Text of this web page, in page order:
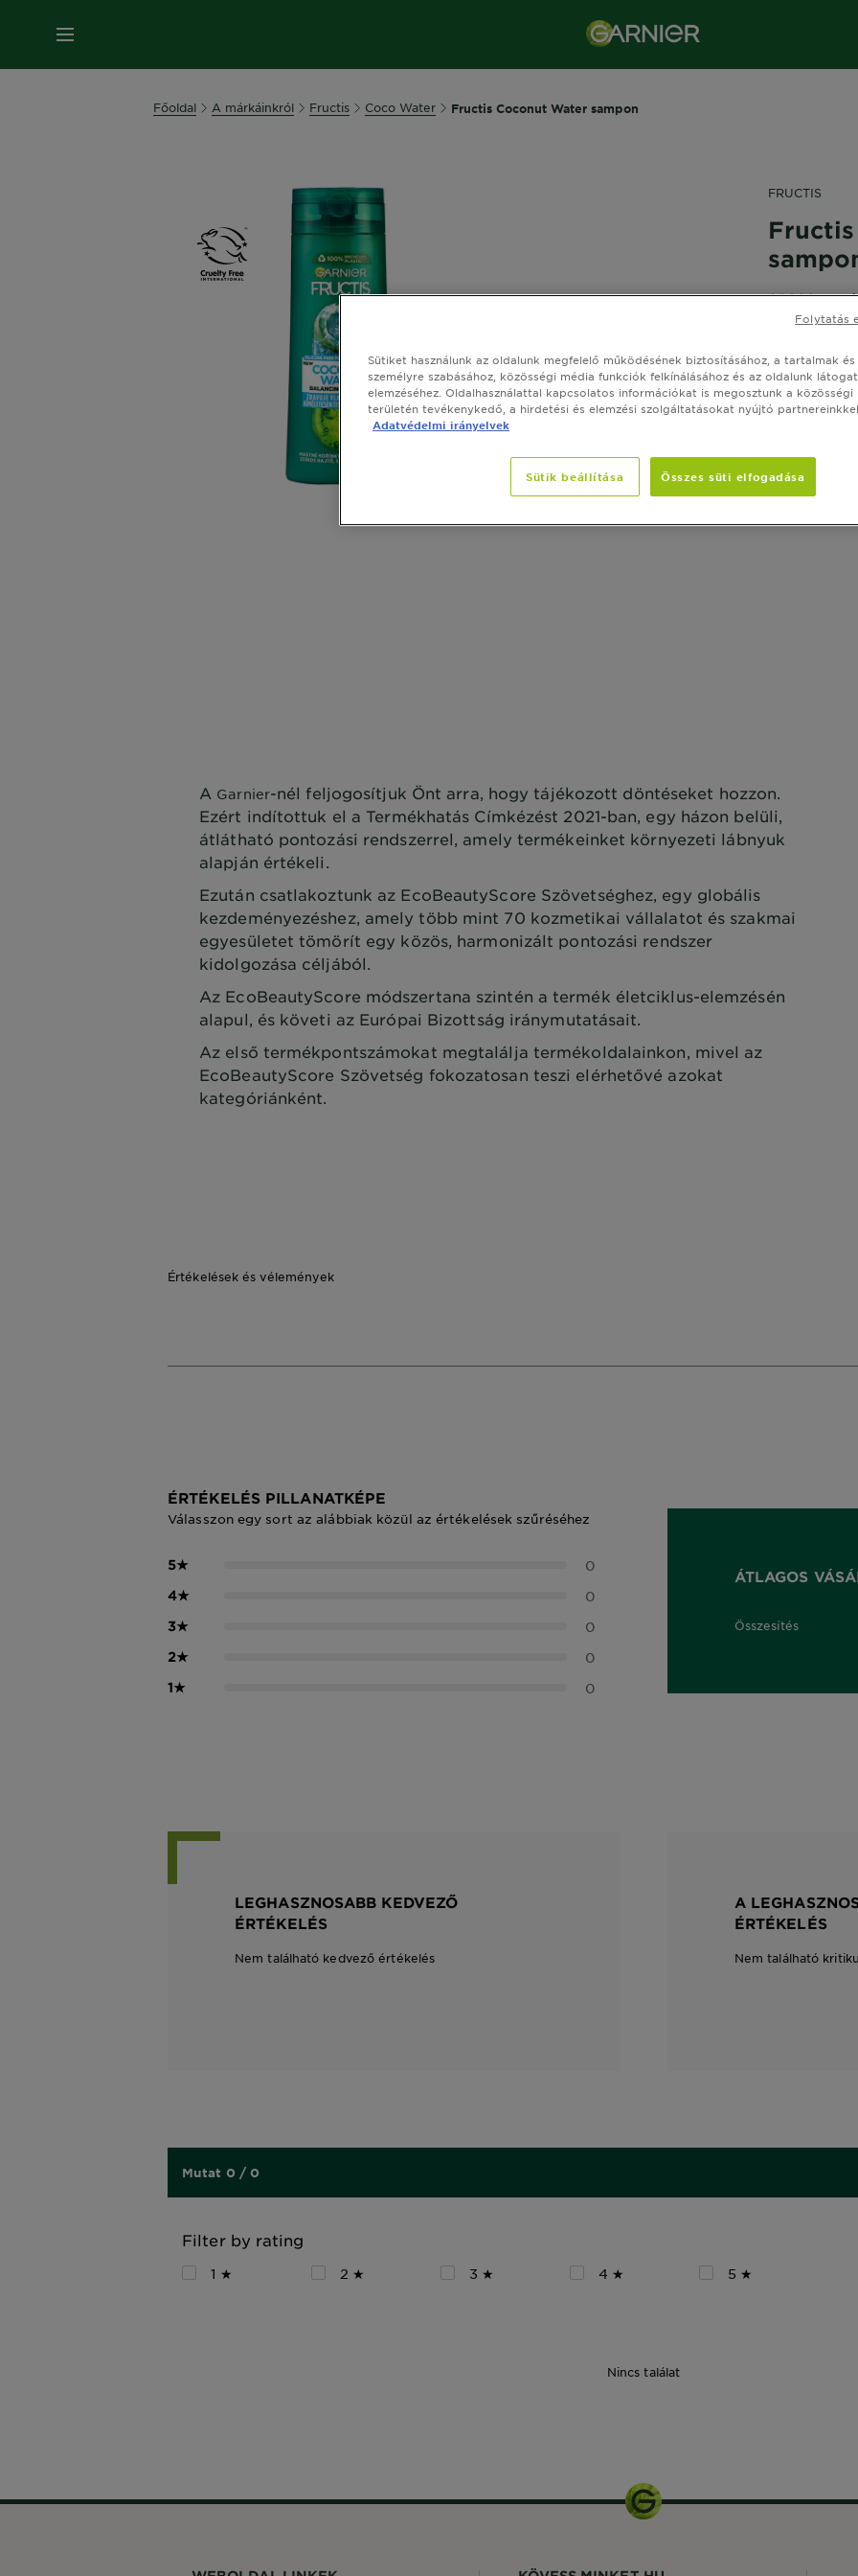
MENÜ
Főoldal A márkáinkról Fructis Coco Water Fructis Coconut Water sampon
FRUCTIS
0,0/
Mondjon
üdvözölje a
A Garnier-nél feljogosítjuk Önt arra, hogy tájékozott döntéseket hozzon.
Ezért indítottuk el a Termékhatás Címkézést 2021-ban, egy házon belüli,
átlátható pontozási rendszerrel, amely termékeinket környezeti lábnyuk
alapján értékeli.
Ezután csatlakoztunk az EcoBeautyScore Szövetséghez, egy globális
kezdeményezéshez, amely több mint 70 kozmetikai vállalatot és szakmai
egyesületet tömörít egy közös, harmonizált pontozási rendszer
kidolgozása céljából.
Az EcoBeautyScore módszertana szintén a termék életciklus-elemzésén
alapul, és követi az Európai Bizottság iránymutatásait.
Az első termékpontszámokat megtalálja termékoldalainkon, mivel az
EcoBeautyScore Szövetség fokozatosan teszi elérhetővé azokat
kategóriánként.
Értékelések és vélemények
ÉRTÉKELÉS PILLANATKÉPE
Válasszon egy sort az alábbiak közül az értékelések szűréséhez
5★ 0
4★ 0
3★ 0
2★ 0
1★ 0
ÁTLAGOS
Összesítés
0,0 out of 5 stars
LEGHASZNOSABB KEDVEZŐ
ÉRTÉKELÉS
Nem található kedvező értékelés
A
ÉRTÉKELÉS
Nem található
Mutat 0 / 0
Filter by rating
1 ★ 2 ★ 3 ★ 4 ★ 5 ★
Nincs találat
Sütiket használunk az oldalunk megfelelő működésének biztosításához, a tartalmak
személyre szabásához, közösségi média funkciók felkínálásához és az oldalunk
elemzéséhez. Oldalhasználattal kapcsolatos információkat is megosztunk a közösségi
területén tevékenykedő, a hirdetési és elemzési szolgáltatásokat nyújtó partnereinkkel.
Adatvédelmi irányelvek
Sütik beállítása Összes süti elfogadása
Folytatás